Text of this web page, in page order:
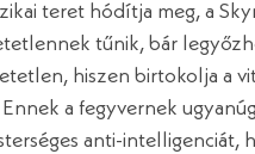
teret hódítja meg, a
tűnik, bár
hiszen birtokolja a
a fegyvernek
anti-intelligenciát,